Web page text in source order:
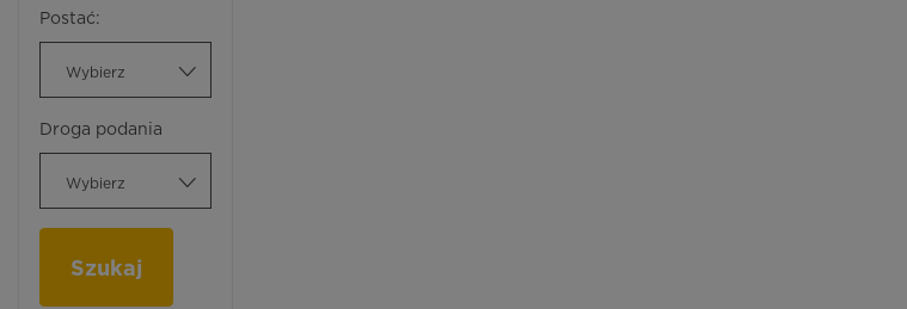
Postać:
Wybierz
Droga podania
Wybierz
Szukaj